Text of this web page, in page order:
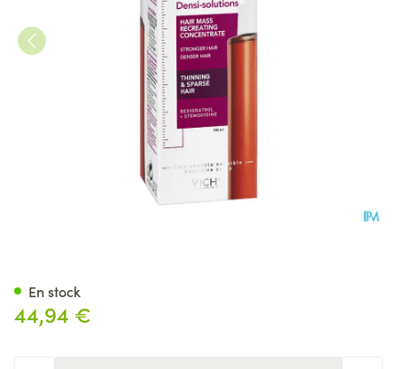
44,94 €
En stock